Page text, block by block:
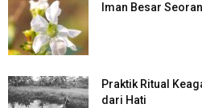
Iman Besar
Praktik Ritual
dari Hati